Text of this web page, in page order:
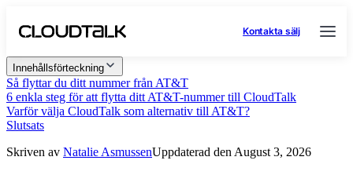
Kontakta sälj
Innehållsförteckning
Så flyttar du ditt nummer från AT&T
6 enkla steg för att flytta ditt AT&T-nummer till CloudTalk
Varför välja CloudTalk som alternativ till AT&T?
Slutsats
Skriven av Natalie AsmussenUppdaterad den August 3, 2026